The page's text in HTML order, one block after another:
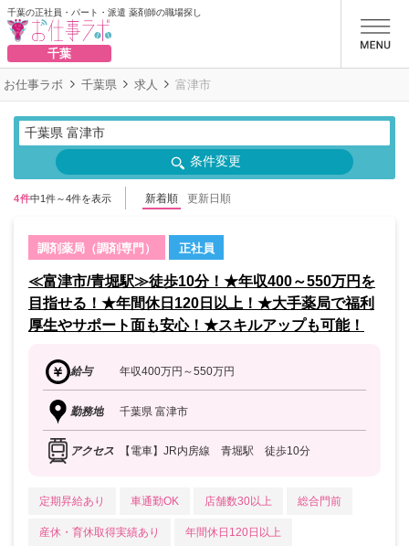
千葉の正社員・パート・派遣 薬剤師の職場探し
千葉
お仕事ラボ 千葉県 求人 富津市
千葉県 富津市
条件変更
4件中1件～4件を表示 新着順 更新日順
調剤薬局（調剤専門） 正社員
≪富津市/青堀駅≫徒歩10分！★年収400～550万円を
目指せる！★年間休日120日以上！★大手薬局で福利
厚生やサポート面も安心！★スキルアップも可能！
給与 年収400万円～550万円
勤務地 千葉県 富津市
アクセス 【電車】JR内房線 青堀駅 徒歩10分
定期昇給あり 車通勤OK 店舗数30以上 総合門前
産休・育休取得実績あり 年間休日120日以上